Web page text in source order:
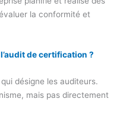
la conformité et
de certification ?
désigne les auditeurs.
mais pas directement